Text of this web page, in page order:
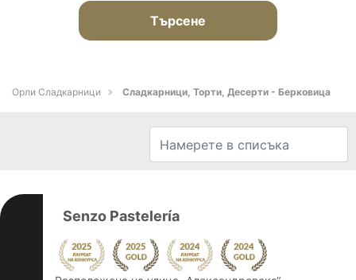
Търсене
Орли Сладкарници Сладкарници, Торти, Десерти - Берковица
Senzo Pastelería